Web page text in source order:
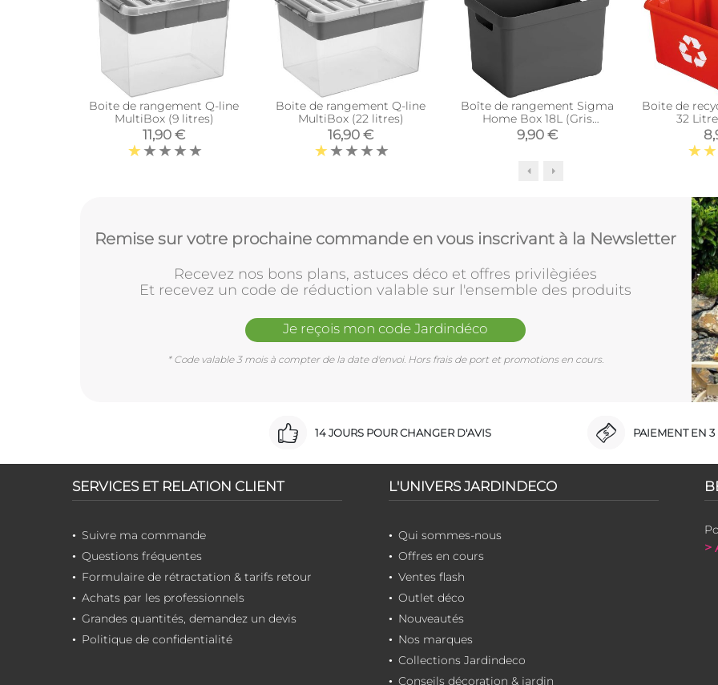
Boite de rangement Q-line
MultiBox (9 litres)
11,90 €
Boite de rangement Q-line
MultiBox (22 litres)
16,90 €
Boîte de rangement Sigma
Home Box 18L (Gris
anthracite)
9,90 €
Boite de
32
Remise sur votre prochaine commande en vous inscrivant à la Newsletter
Recevez nos bons plans, astuces déco et offres privilègiées
Et recevez un code de réduction valable sur l'ensemble des produits
Je reçois mon code Jardindéco
* Code valable 3 mois à compter de la date d'envoi. Hors frais de port et promotions en cours.
14 JOURS POUR CHANGER D'AVIS PAIEMENT EN 3
SERVICES ET RELATION CLIENT
Suivre ma commande
Questions fréquentes
Formulaire de rétractation & tarifs retour
Achats par les professionnels
Grandes quantités, demandez un devis
Politique de confidentialité
L'UNIVERS JARDINDECO
Qui sommes-nous
Offres en cours
Ventes flash
Outlet déco
Nouveautés
Nos marques
Collections Jardindeco
Conseils décoration & jardin
>